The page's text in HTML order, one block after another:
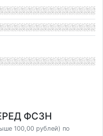
ФСЗН
100,00 рублей) по